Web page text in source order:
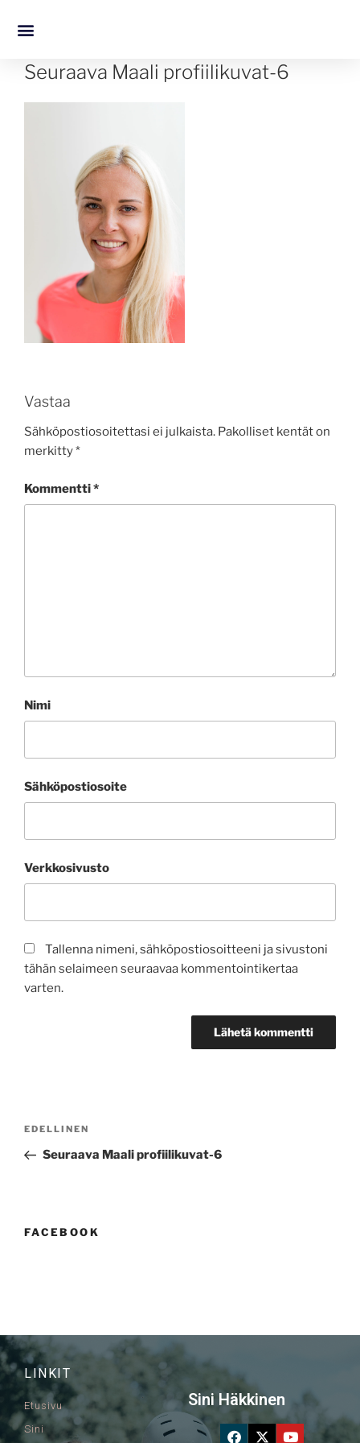
Seuraava Maali profiilikuvat-6
Vastaa
Sähköpostiosoitettasi ei julkaista. Pakolliset kentät on
merkitty*
Kommentti*
Nimi
Sähköpostiosoite
Verkkosivusto
Tallenna nimeni, sähköpostiosoitteeni ja sivustoni
tähän selaimeen seuraavaa kommentointikertaa
varten.
EDELLINEN
Seuraava Maali profiilikuvat-6
FACEBOOK
LINKIT
Etusivu
Sini
Sini Häkkinen